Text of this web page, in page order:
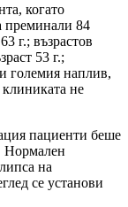
когато
преминали 84
г.; възрастов
53 г.;
големия наплив,
клиниката не
пациенти беше
Нормален
на
се установи